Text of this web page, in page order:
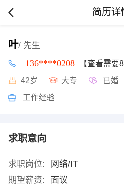
简历详
叶/ 先生
136****0208 【查看需要
42岁 大专 已婚
工作经验
求职意向
求职岗位:
网络/IT
期望薪资:
面议